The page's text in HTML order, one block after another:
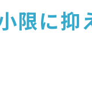
対応がもたらした
とその運用方法
限に抑